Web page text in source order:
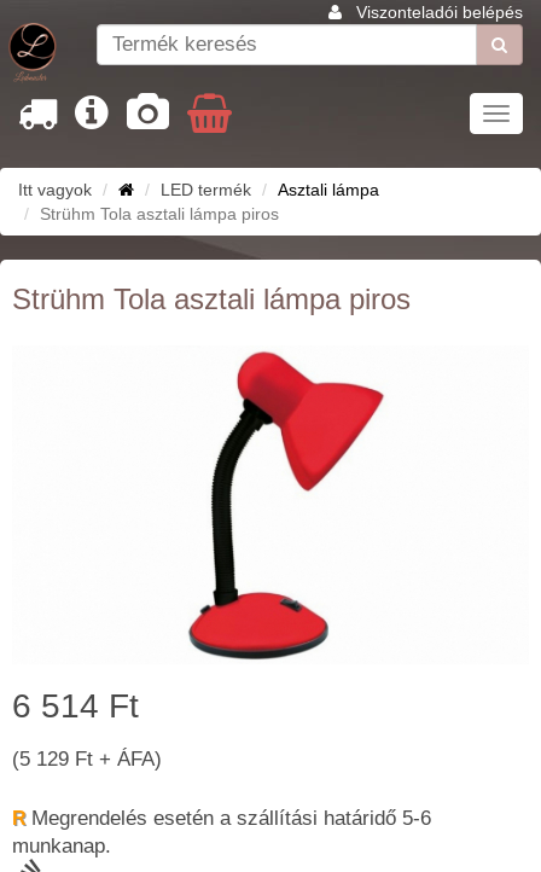
Viszonteladói belépés
Itt vagyok LED termék
Asztali lámpa
Strühm Tola asztali lámpa piros
Strühm Tola asztali lámpa piros
6 514 Ft
(5 129 Ft + ÁFA)
R Megrendelés esetén a szállítási határidő 5-6 ​
munkanap.